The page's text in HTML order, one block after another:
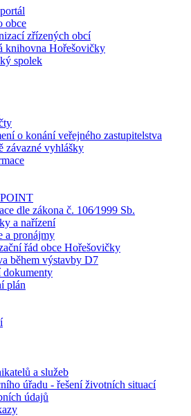
obce
zřízených obcí
knihovna Hořešovičky
spolek
o konání veřejného zastupitelstva
závazné vyhlášky
dle zákona č. 106⁄1999 Sb.
a nařízení
a pronájmy
řád obce Hořešovičky
během výstavby D7
dokumenty
plán
a služeb
úřadu - řešení životních situací
údajů